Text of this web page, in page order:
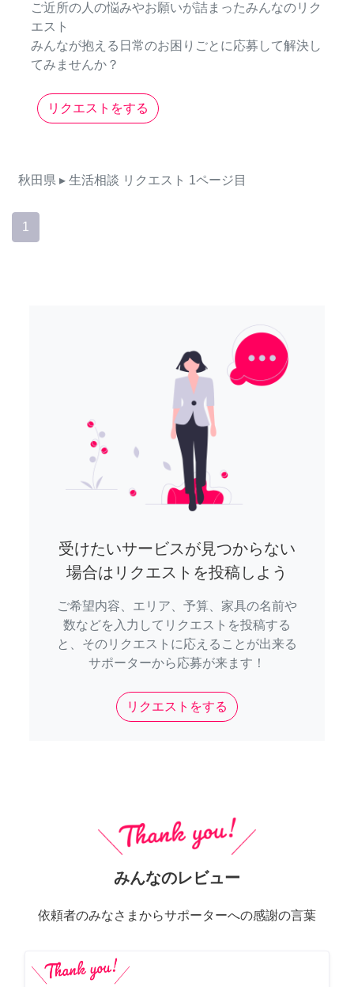
ご近所の人の悩みやお願いが詰まったみんなのリク
エスト
みんなが抱える日常のお困りごとに応募して解決し
てみませんか？
リクエストをする
秋田県 ▸ 生活相談 リクエスト 1ページ目
1
受けたいサービスが見つからない
場合はリクエストを投稿しよう
ご希望内容、エリア、予算、家具の名前や
数などを入力してリクエストを投稿する
と、そのリクエストに応えることが出来る
サポーターから応募が来ます！
リクエストをする
みんなのレビュー
依頼者のみなさまからサポーターへの感謝の言葉